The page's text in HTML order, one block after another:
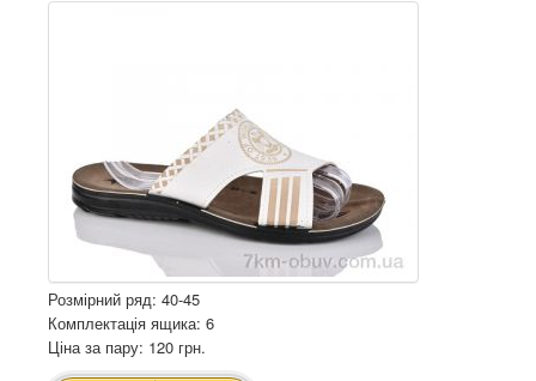
Розмірний ряд: 40-45
Комплектація ящика: 6
Ціна за пару: 120 грн.